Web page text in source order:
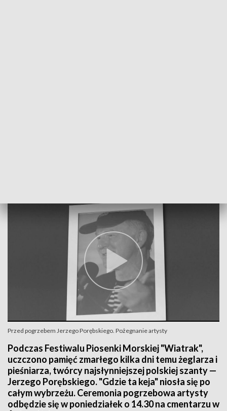
Przed pogrzebem Jerzego Porębskiego. Pożegnanie artysty
Podczas Festiwalu Piosenki Morskiej "Wiatrak",
uczczono pamięć zmarłego kilka dni temu żeglarza i
pieśniarza, twórcy najsłynniejszej polskiej szanty —
Jerzego Porębskiego. "Gdzie ta keja" niosła się po
całym wybrzeżu. Ceremonia pogrzebowa artysty
odbędzie się w poniedziałek o 14.30 na cmentarzu w